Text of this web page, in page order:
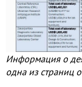
Информация о
одна из страниц